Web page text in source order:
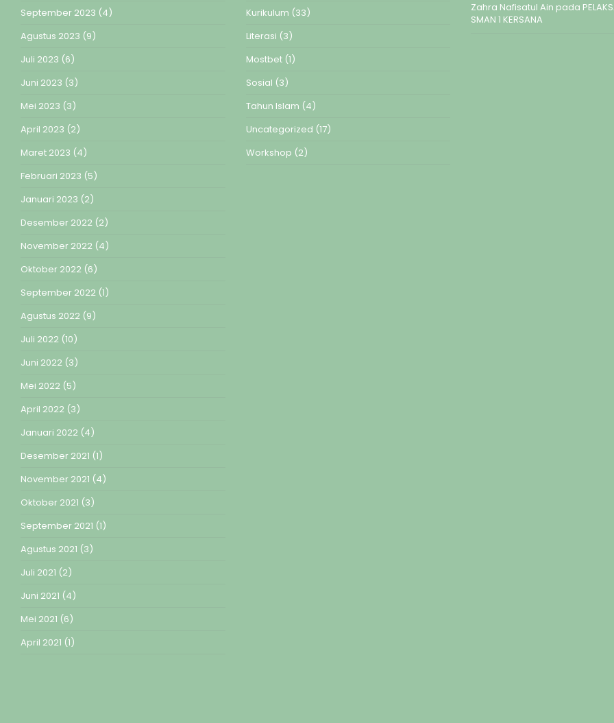
September 2023 (4)
Agustus 2023 (9)
Juli 2023 (6)
Juni 2023 (3)
Mei 2023 (3)
April 2023 (2)
Maret 2023 (4)
Februari 2023 (5)
Januari 2023 (2)
Desember 2022 (2)
November 2022 (4)
Oktober 2022 (6)
September 2022 (1)
Agustus 2022 (9)
Juli 2022 (10)
Juni 2022 (3)
Mei 2022 (5)
April 2022 (3)
Januari 2022 (4)
Desember 2021 (1)
November 2021 (4)
Oktober 2021 (3)
September 2021 (1)
Agustus 2021 (3)
Juli 2021 (2)
Juni 2021 (4)
Mei 2021 (6)
April 2021 (1)
Kurikulum (33)
Literasi (3)
Mostbet(1)
Sosial (3)
Tahun Islam (4)
Uncategorized (17)
Workshop (2)
Zahra Nafisatul Ain pada
SMAN 1 KERSANA